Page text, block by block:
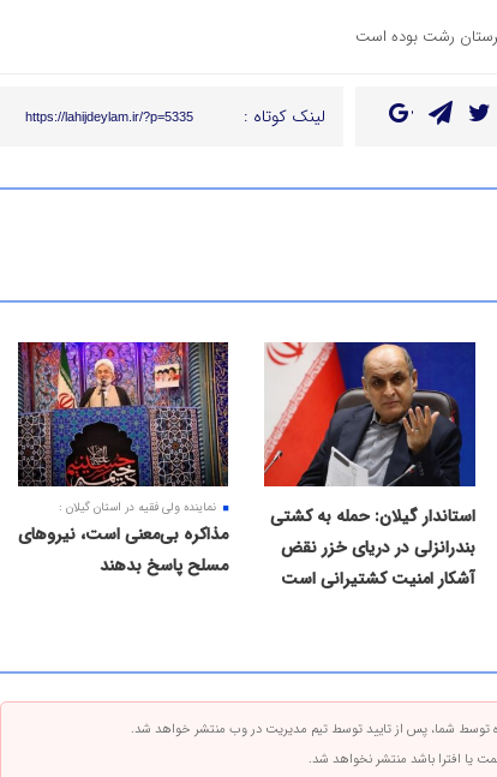
رشت بوده است
لینک کوتاه : https://lahijdeylam.ir/?p=5335
استاندار گیلان: حمله به کشتی
بندرانزلی در دریای خزر نقض
آشکار امنیت کشتیرانی است
نماینده ولی فقیه در استان گیلان :
مذاکره بی‌معنی است، نیروهای
مسلح پاسخ بدهند
توسط شما، پس از تایید توسط تیم مدیریت در وب منتشر خواهد شد.
یا افترا باشد منتشر نخواهد شد.